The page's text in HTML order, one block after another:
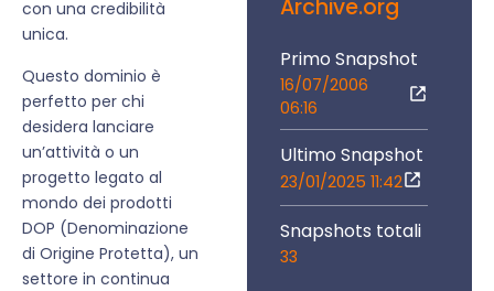
con una credibilità
unica.
Questo dominio è
perfetto per chi
desidera lanciare
un’attività o un
progetto legato al
mondo dei prodotti
DOP (Denominazione
di Origine Protetta), un
settore in continua
Archive.org
Primo Snapshot
16/07/2006
06:16
Ultimo Snapshot
23/01/2025 11:42
Snapshots totali
33